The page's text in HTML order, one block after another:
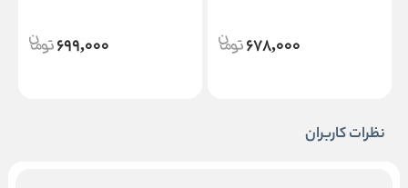
678,000
699,000
نظرات کاربران